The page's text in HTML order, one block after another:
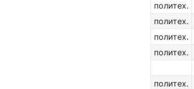
политех.
политех.
политех.
политех.
политех.